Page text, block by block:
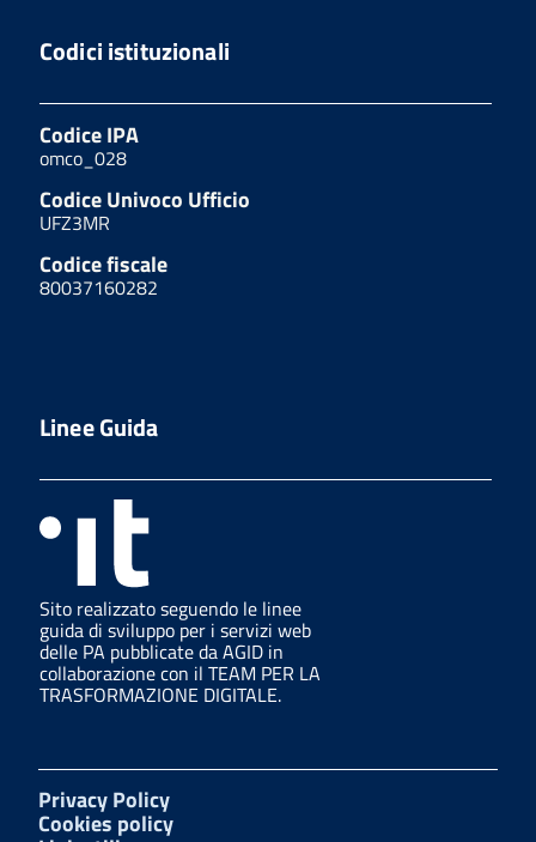
Codici istituzionali
Codice IPA
omco_028
Codice Univoco Ufficio
UFZ3MR
Codice fiscale
80037160282
Linee Guida
Sito realizzato seguendo le linee
guida di sviluppo per i servizi web
delle PA pubblicate da AGID in
collaborazione con il TEAM PER LA
TRASFORMAZIONE DIGITALE.
Privacy Policy
Cookies policy